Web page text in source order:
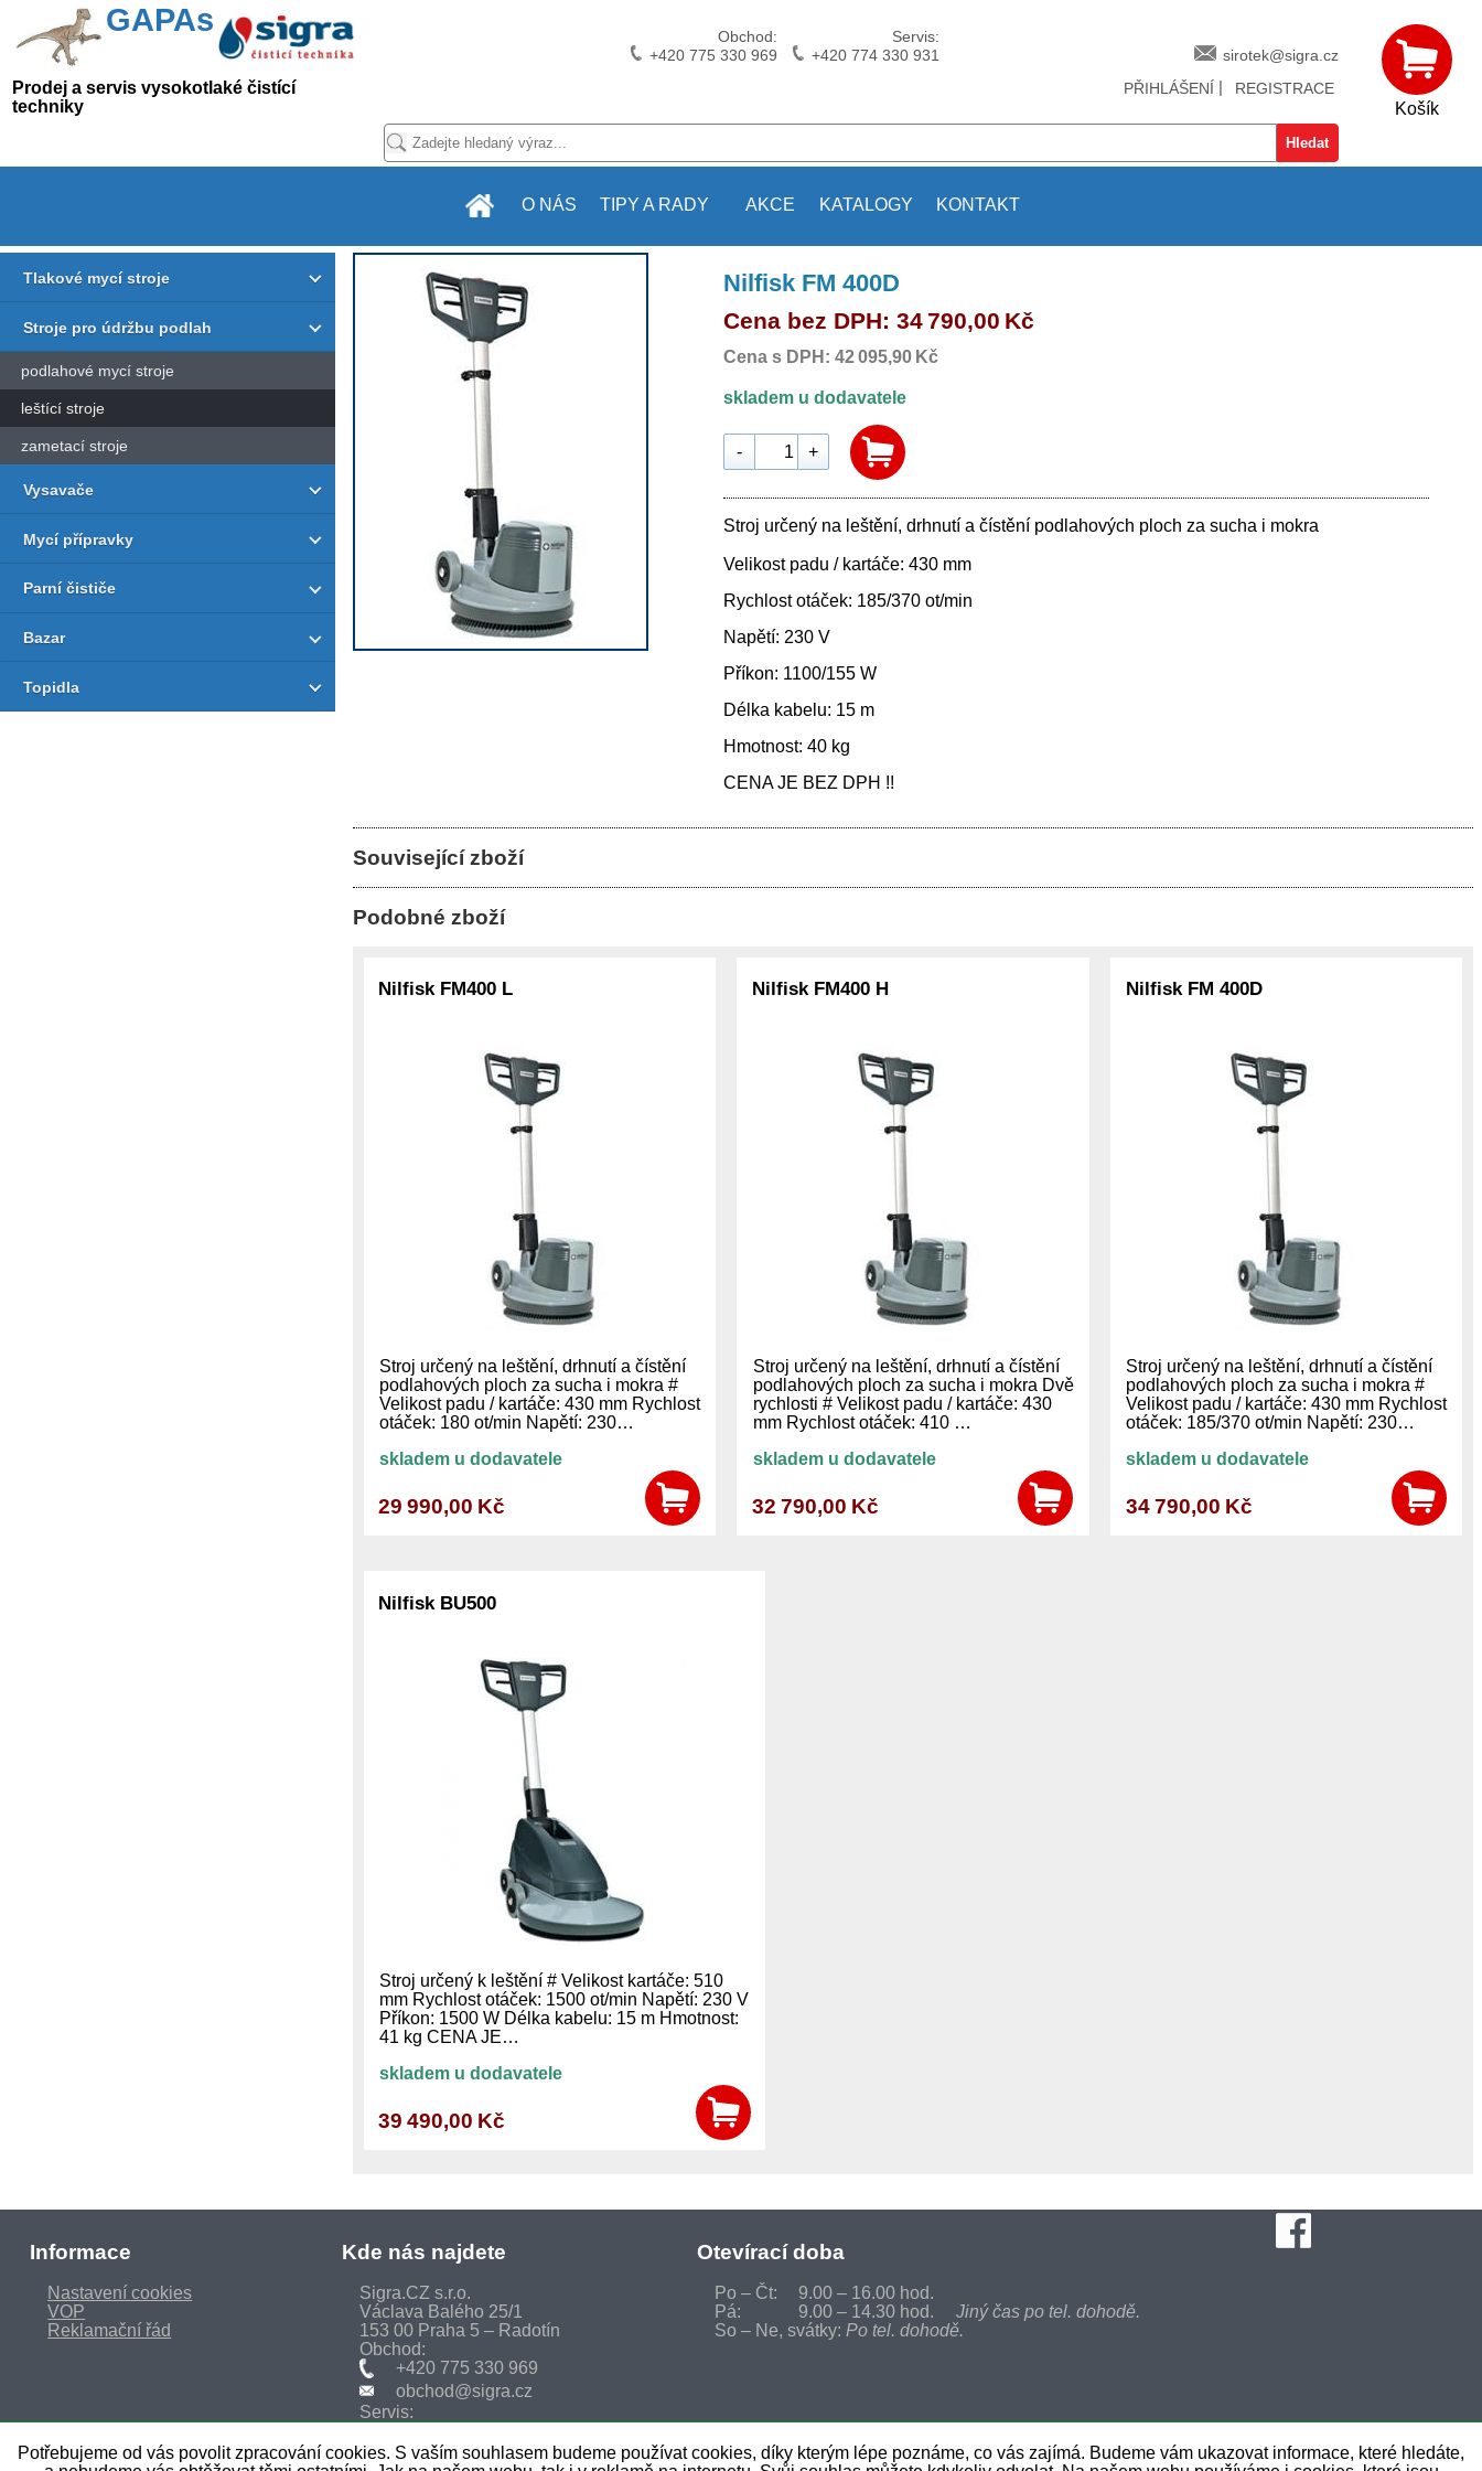
Potřebujeme od vás povolit zpracování cookies. S vaším souhlasem budeme používat cookies, díky kterým lépe poznáme, co vás zajímá. Budeme vám ukazovat informace, které hledáte,
GAPAs
Prodej a servis vysokotlaké čistící
techniky
Obchod:
+420 775 330 969
Servis:
+420 774 330 931 sirotek@sigra.cz
PŘIHLÁŠENÍ REGISTRACE
Košík
O NÁS TIPY A RADY AKCE KATALOGY KONTAKT
Tlakové mycí stroje
Stroje pro údržbu podlah
podlahové mycí stroje
leštící stroje
zametací stroje
Vysavače
Mycí přípravky
Parní čističe
Bazar
Topidla
Nilfisk FM 400D
Cena bez DPH: 34 790,00 Kč
Cena s DPH: 42 095,90 Kč
skladem u dodavatele
- +
Stroj určený na leštění, drhnutí a čístění podlahových ploch za sucha i mokra
Velikost padu / kartáče: 430 mm
Rychlost otáček: 185/370 ot/min
Napětí: 230 V
Příkon: 1100/155 W
Délka kabelu: 15 m
Hmotnost: 40 kg
CENA JE BEZ DPH !!
Související zboží
Podobné zboží
Nilfisk FM400 L
Stroj určený na leštění, drhnutí a čístění
podlahových ploch za sucha i mokra #
Velikost padu / kartáče: 430 mm Rychlost
otáček: 180 ot/min Napětí: 230…
skladem u dodavatele
29 990,00 Kč
Nilfisk FM400 H
Stroj určený na leštění, drhnutí a čístění
podlahových ploch za sucha i mokra Dvě
rychlosti # Velikost padu / kartáče: 430
mm Rychlost otáček: 410 …
skladem u dodavatele
32 790,00 Kč
Nilfisk FM 400D
Stroj určený na leštění, drhnutí a čístění
podlahových ploch za sucha i mokra #
Velikost padu / kartáče: 430 mm Rychlost
otáček: 185/370 ot/min Napětí: 230…
skladem u dodavatele
34 790,00 Kč
Nilfisk BU500
Stroj určený k leštění # Velikost kartáče: 510
mm Rychlost otáček: 1500 ot/min Napětí: 230 V
Příkon: 1500 W Délka kabelu: 15 m Hmotnost:
41 kg CENA JE…
skladem u dodavatele
39 490,00 Kč
Informace
Nastavení cookies
VOP
Reklamační řád
Kde nás najdete
Sigra.CZ s.r.o.
Václava Balého 25/1
153 00 Praha 5 – Radotín
Obchod:
+420 775 330 969
obchod@sigra.cz
Servis:
sirotek@sigra.cz
Otevírací doba
Po – Čt:
9.00 – 16.00 hod.
Pá:
9.00 – 14.30 hod.
Jiný čas po tel. dohodě.
So – Ne, svátky: Po tel. dohodě.